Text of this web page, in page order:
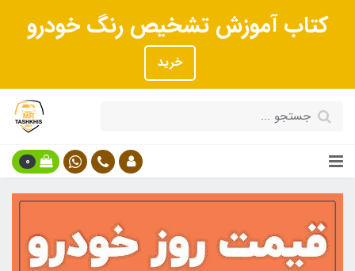
کتاب آموزش تشخیص رنگ خودرو
خرید
0